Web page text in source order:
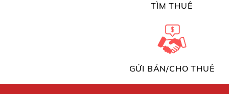
TÌM THUÊ
GỬI BÁN/CHO THUÊ